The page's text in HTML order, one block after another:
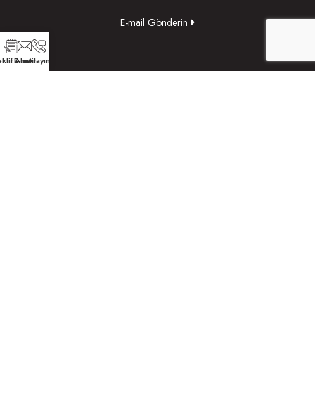
E-mail Gönderin
Alın
E-mailArayın